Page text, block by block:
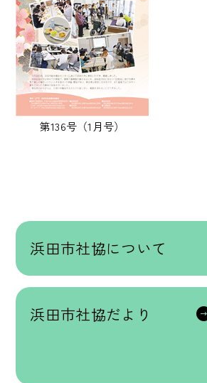
第136号（1月号）
浜田市社協について
浜田市社協だより